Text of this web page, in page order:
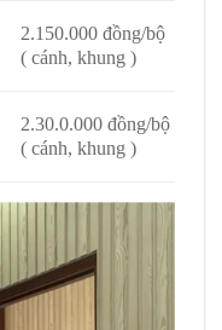
2.150.000 đồng/bộ
( cánh, khung )
2.30.0.000 đồng/bộ
( cánh, khung )